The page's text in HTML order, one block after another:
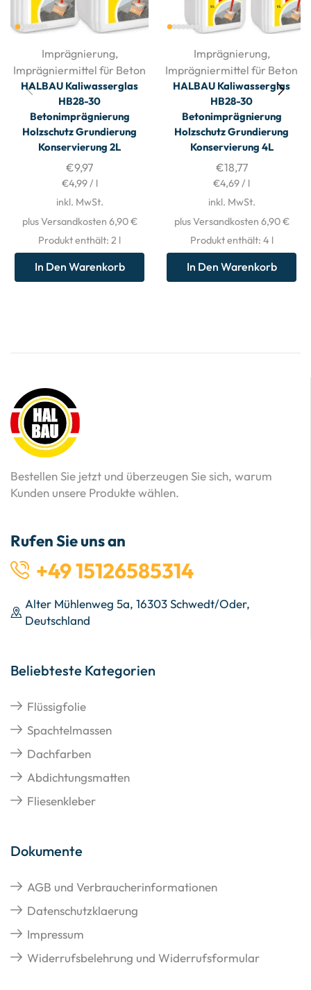
Imprägnierung,
Imprägniermittel für Beton
HALBAU Kaliwasserglas
HB28-30
Betonimprägnierung
Holzschutz Grundierung
Konservierung 2L
€9,97
€4,99/ l
inkl. MwSt.
plus Versandkosten 6,90 €
Produkt enthält: 2 l
In Den Warenkorb
Imprägnierung,
Imprägniermittel für Beton
HALBAU Kaliwasserglas
HB28-30
Betonimprägnierung
Holzschutz Grundierung
Konservierung 4L
€18,77
€4,69 / l
inkl. MwSt.
plus Versandkosten 6,90 €
Produkt enthält: 4 l
In Den Warenkorb
Bestellen Sie jetzt und überzeugen Sie sich, warum
Kunden unsere Produkte wählen.
Rufen Sie uns an
+49 15126585314
Alter Mühlenweg 5a, 16303 Schwedt/Oder,
Deutschland
Beliebteste Kategorien
Flüssigfolie
Spachtelmassen
Dachfarben
Abdichtungsmatten
Fliesenkleber
Dokumente
AGB und Verbraucherinformationen
Datenschutzklaerung
Impressum
Widerrufsbelehrung und Widerrufsformular